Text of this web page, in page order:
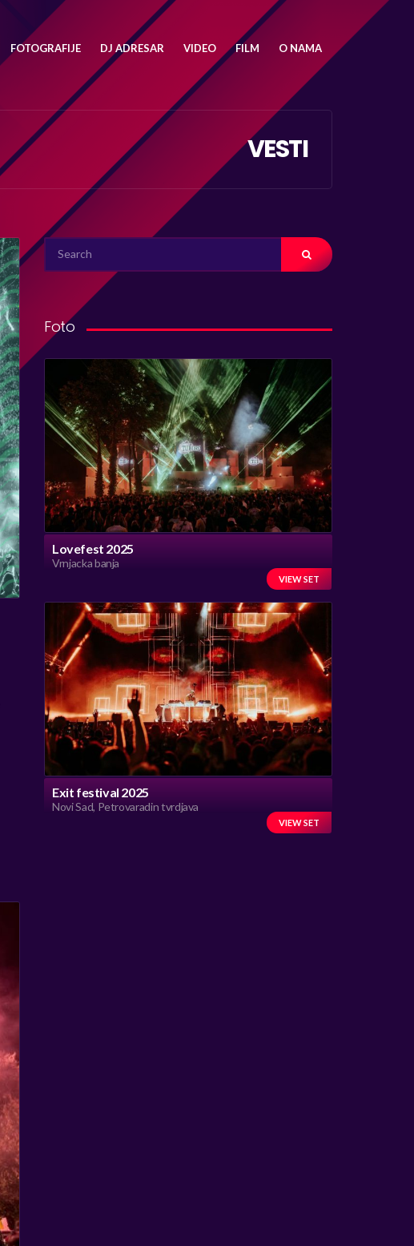
FOTOGRAFIJE DJ ADRESAR VIDEO FILM O NAMA
VESTI
SEARCH
FOR:
Foto
Lovefest 2025
Vrnjacka banja
VIEW SET
Exit festival 2025
Novi Sad, Petrovaradin tvrdjava
VIEW SET